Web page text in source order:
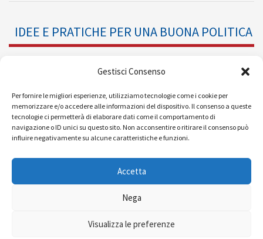
Gestisci Consenso
Per fornire le migliori esperienze, utilizziamo tecnologie come i cookie per
memorizzare e/o accedere alle informazioni del dispositivo. Il consenso a queste
tecnologie ci permetterà di elaborare dati come il comportamento di
navigazione o ID unici su questo sito. Non acconsentire o ritirare il consenso può
influire negativamente su alcune caratteristiche e funzioni.
Accetta
Nega
Visualizza le preferenze
IDEE E PRATICHE PER UNA BUONA POLITICA
Formazione Politica
Eventi